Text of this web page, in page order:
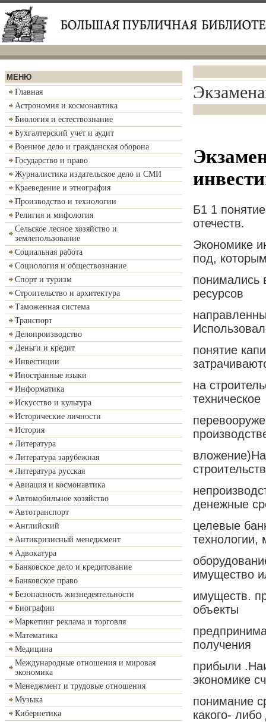
МЕНЮ
Главная
Астрономия и космонавтика
Биология и естествознание
Бухгалтерский учет и аудит
Военное дело и гражданская оборона
Государство и право
Журналистика издательское дело и СМИ
Краеведение и этнография
Производство и технологии
Религия и мифология
Сельское лесное хозяйство и
землепользование
Социальная работа
Социология и обществознание
Спорт и туризм
Строительство и архитектура
Таможенная система
Транспорт
Делопроизводство
Деньги и кредит
Инвестиции
Иностранные языки
Информатика
Искусство и культура
Исторические личности
История
Литература
Литература зарубежная
Литература русская
Авиация и космонавтика
Автомобильное хозяйство
Автотранспорт
Английский
Антикризисный менеджмент
Адвокатура
Банковское дело и кредитование
Банковское право
Безопасность жизнедеятельности
Биографии
Маркетинг реклама и торговля
Математика
Медицина
Международные отношения и мировая
экономика
Менеджмент и трудовые отношения
Музыка
Кибернетика
Б1 1
отечеств.
Экономике
под,
понимались
ресурсов
понятие
на
техническое
денежные
целевые
имущество
имуществ.
объекты
получения
прибыли
экономике
понимание
какого-